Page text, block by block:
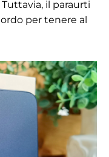
il paraurti
per tenere al